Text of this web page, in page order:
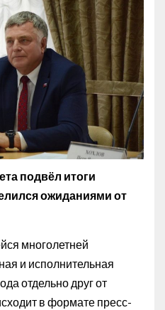
подвёл итоги
ожиданиями от
многолетней
и исполнительная
отдельно друг от
в формате пресс-